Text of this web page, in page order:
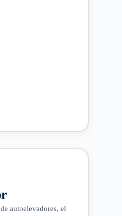
autoelevadores, el